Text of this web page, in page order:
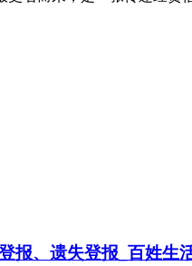
报、遗失登报_百姓生